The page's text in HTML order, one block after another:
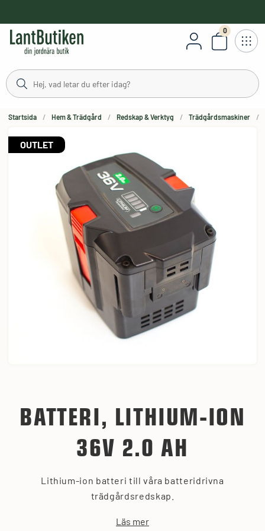
0
Antal
Startsida Hem & Trädgård Redskap & Verktyg Trädgårdsmaskiner
OUTLET
BATTERI, LITHIUM-ION
36V 2.0 AH
Lithium-ion batteri till våra batteridrivna
trädgårdsredskap.
Läs mer